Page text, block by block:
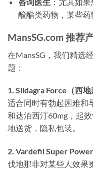
酸酯类药物，某些药
MansSG.com 推荐
在MansSG，我们精选
题：
1. Sildagra Force（西
适合同时有勃起困难和
和达泊西汀60mg，起
地送货，隐私包装。
2. Vardefil Super
伐地那非对某些人效果